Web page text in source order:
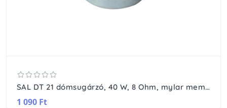
SAL DT 21 dómsugárzó, 40 W, 8 Ohm, mylar membrán, 2x0,6 Oz mágnes
1 090 Ft